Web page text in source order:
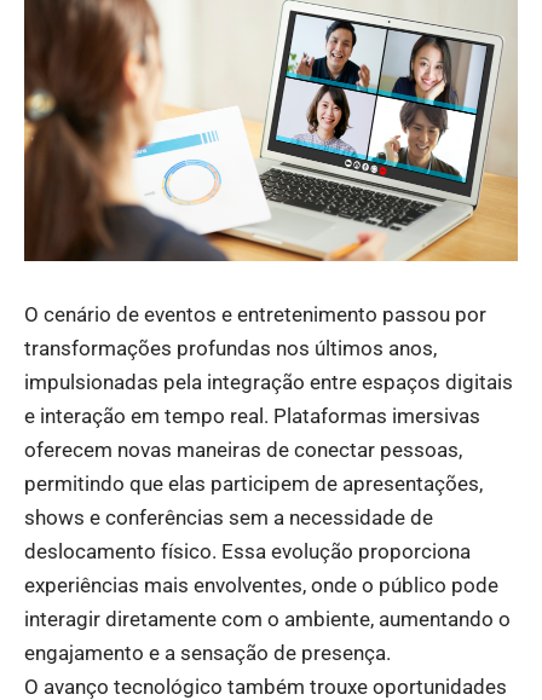
O cenário de eventos e entretenimento passou por
transformações profundas nos últimos anos,
impulsionadas pela integração entre espaços digitais
e interação em tempo real. Plataformas imersivas
oferecem novas maneiras de conectar pessoas,
permitindo que elas participem de apresentações,
shows e conferências sem a necessidade de
deslocamento físico. Essa evolução proporciona
experiências mais envolventes, onde o público pode
interagir diretamente com o ambiente, aumentando o
engajamento e a sensação de presença.
O avanço tecnológico também trouxe oportunidades